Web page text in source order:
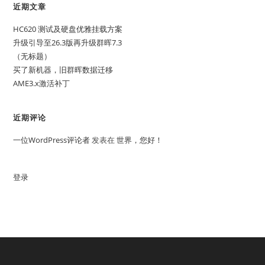
近期文章
HC620 测试及硬盘优雅挂载方案
升级引导至26.3版再升级群晖7.3
（无标题）
买了新机器，旧群晖数据迁移
AME3.x激活补丁
近期评论
一位WordPress评论者发表在世界，您好！
登录